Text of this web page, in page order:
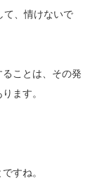
て、情けないで
ことは、その発
ます。
すね。